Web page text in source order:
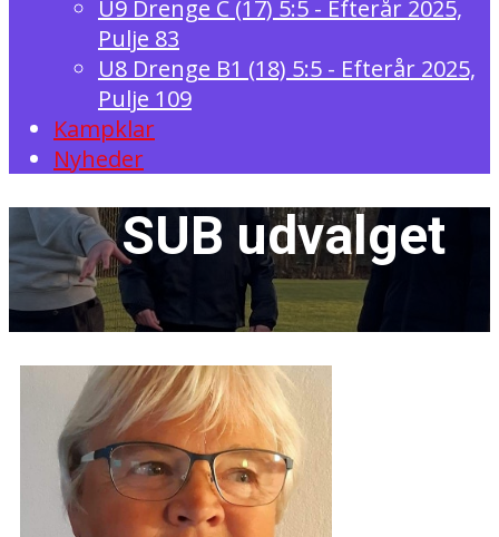
U9 Drenge C (17) 5:5 - Efterår 2025,
Pulje 83
U8 Drenge B1 (18) 5:5 - Efterår 2025,
Pulje 109
Kampklar
Nyheder
SUB udval​get